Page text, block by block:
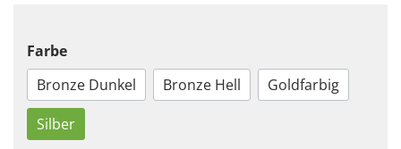
Farbe
Bronze Dunkel
Bronze Hell
Goldfarbig
Silber